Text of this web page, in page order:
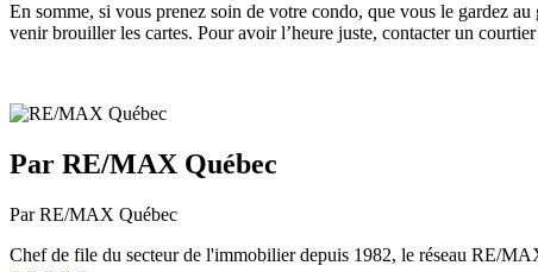
En somme, si vous prenez soin de votre condo, que vous le gardez
venir brouiller les cartes. Pour avoir l’heure juste, contacter un
Par RE/MAX Québec
Par RE/MAX Québec
Chef de file du secteur de l'immobilier depuis 1982, le réseau RE/